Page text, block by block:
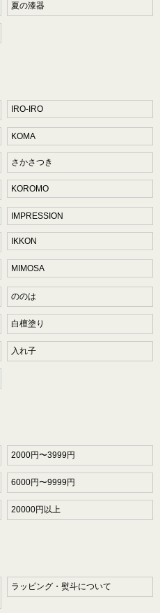
夏の漆器
IRO-IRO
KOMA
さかさつき
KOROMO
IMPRESSION
IKKON
MIMOSA
ののは
白檀塗り
入れ子
2000円〜3999円
6000円〜9999円
20000円以上
ラッピング・熨斗について